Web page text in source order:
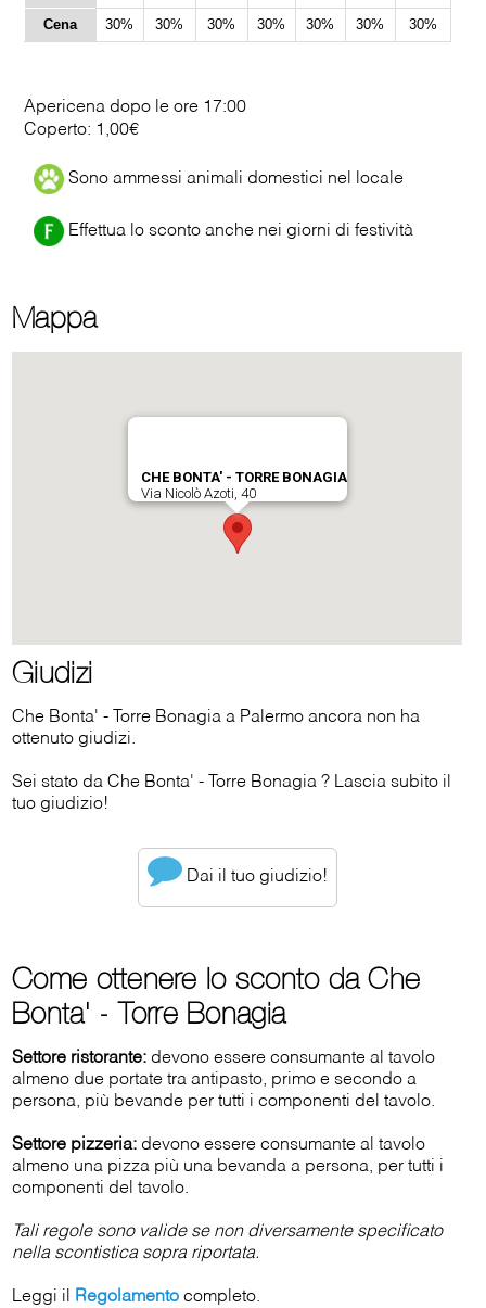
Cena 30% 30% 30% 30% 30% 30% 30%
Apericena dopo le ore 17:00
Coperto: 1,00€
Sono ammessi animali domestici nel locale
Effettua lo sconto anche nei giorni di festività
Mappa
Giudizi
Che Bonta' - Torre Bonagia a Palermo ancora non ha
ottenuto giudizi.
Sei stato da Che Bonta' - Torre Bonagia ? Lascia subito il
tuo giudizio!
Dai il tuo giudizio!
Come ottenere lo sconto da Che
Bonta' - Torre Bonagia
Settore ristorante: devono essere consumante al tavolo
almeno due portate tra antipasto, primo e secondo a
persona, più bevande per tutti i componenti del tavolo.
Settore pizzeria: devono essere consumante al tavolo
almeno una pizza più una bevanda a persona, per tutti i
componenti del tavolo.
Tali regole sono valide se non diversamente specificato
nella scontistica sopra riportata.
Leggi il Regolamento completo.